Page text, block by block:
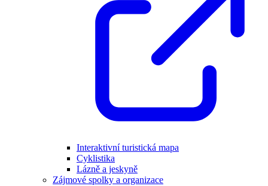
Interaktivní turistická mapa
Cyklistika
Lázně a jeskyně
Zájmové spolky a organizace